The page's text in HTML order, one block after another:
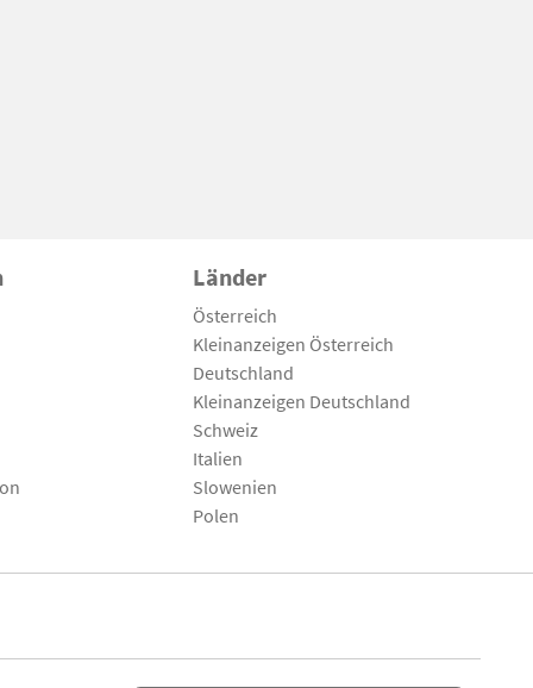
Länder
Österreich
Kleinanzeigen Österreich
Deutschland
Kleinanzeigen Deutschland
Schweiz
Italien
Slowenien
Polen